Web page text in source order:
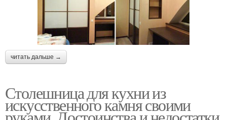
читать дальше →
Столешница для кухни из
искусственного камня своими